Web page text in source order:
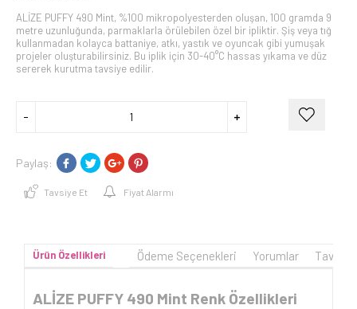
ALİZE PUFFY 490 Mint, %100 mikropolyesterden oluşan, 100 gramda 9
metre uzunluğunda, parmaklarla örülebilen özel bir ipliktir. Şiş veya tığ
kullanmadan kolayca battaniye, atkı, yastık ve oyuncak gibi yumuşak
projeler oluşturabilirsiniz. Bu iplik için 30-40°C hassas yıkama ve düz
sererek kurutma tavsiye edilir.
Paylaş:
Tavsiye Et Fiyat Alarmı
Ürün Özellikleri Ödeme Seçenekleri Yorumlar
ALİZE PUFFY 490 Mint Renk Özellikleri